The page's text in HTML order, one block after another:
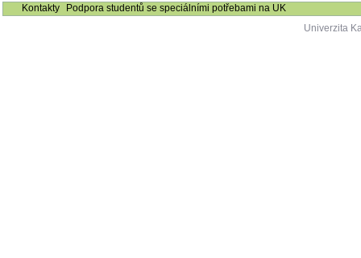
Kontakty
Podpora studentů se speciálními potřebami na UK
Univerzita